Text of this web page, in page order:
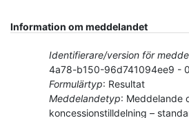
Information om meddelandet
Identifierare/version för
4a78-b150-96d741094ee9 -
Formulärtyp: Resultat
Meddelandetyp: Meddelande
koncessionstilldelning –